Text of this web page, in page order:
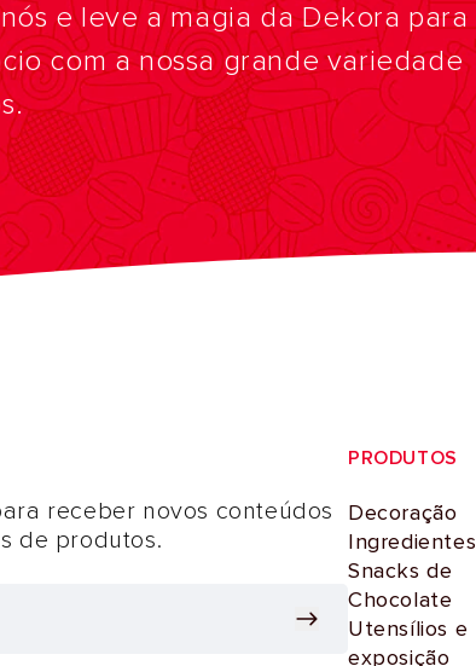
e leve a magia da Dekora para
com a nossa grande variedade
receber novos conteúdos
de produtos.
PRODUTOS
Decoração
Ingredientes
Snacks de
Chocolate
Utensílios e
exposição